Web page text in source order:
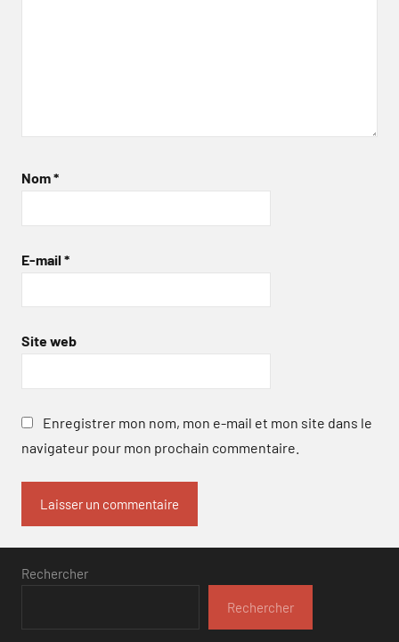
Nom*
E-mail *
Site web
Enregistrer mon nom, mon e-mail et mon site dans le
navigateur pour mon prochain commentaire.
Rechercher
Rechercher